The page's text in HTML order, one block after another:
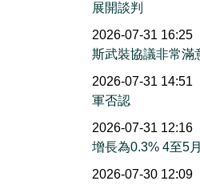
展開談判
2026-07-31 16:25
斯武裝協議非常滿
2026-07-31 14:51
軍否認
2026-07-31 12:16
增長為0.3% 4至5
2026-07-30 12:09